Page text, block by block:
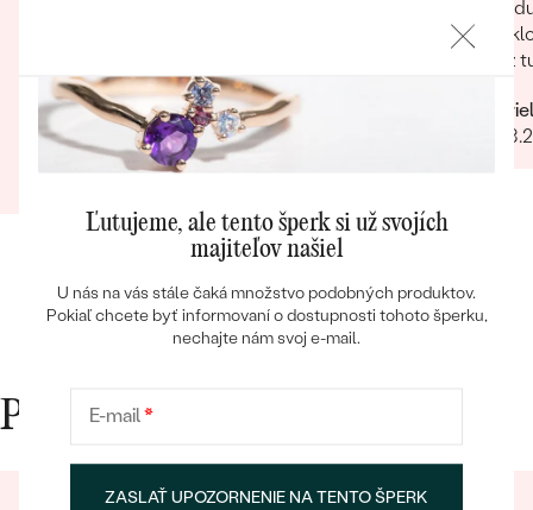
Bestsellery
OBJAVIŤ
odoslaním. Odporúčam každému.
Rýchlosť Maximálna starostlivosť
Barbara
čo už
namiesto
Prečo nakupovať v Eppi
Ľutujeme, ale tento šperk si už svojích
majiteľov našiel
U nás na vás stále čaká množstvo podobných produktov.
Pokiaľ chcete byť informovaní o dostupnosti tohoto šperku,
nechajte nám svoj e-mail.
E-mail*
ZASLAŤ UPOZORNENIE NA TENTO ŠPERK